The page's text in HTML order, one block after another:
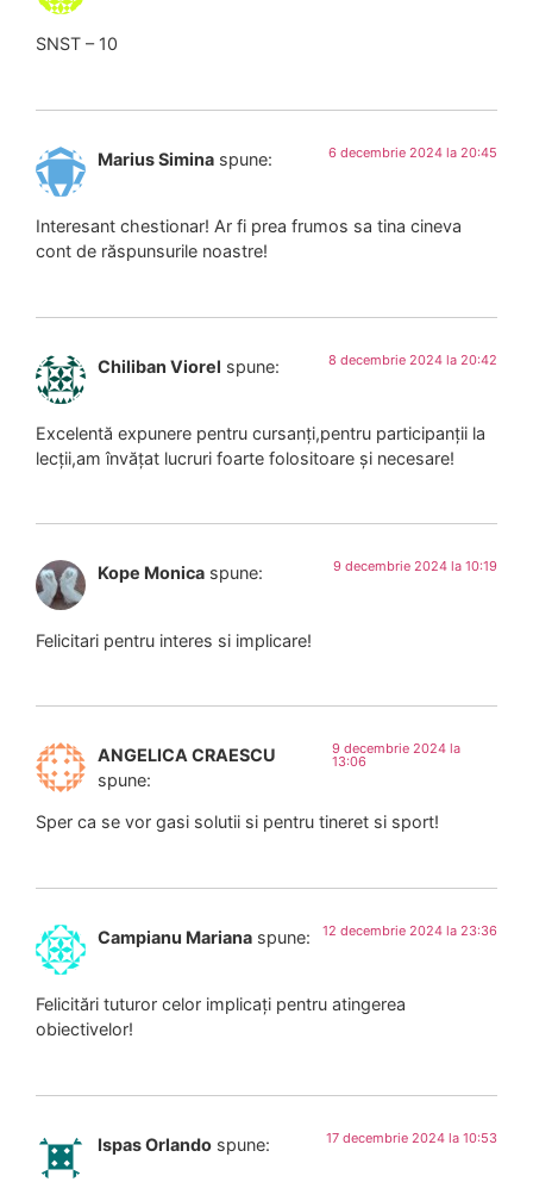
SNST – 10
Marius Simina spune: 6 decembrie 2024 la 20:45
Interesant chestionar! Ar fi prea frumos sa tina cineva
cont de răspunsurile noastre!
Chiliban Viorel spune: 8 decembrie 2024 la 20:42
Excelentă expunere pentru cursanți,pentru participanții la
lecții,am învățat lucruri foarte folositoare și necesare!
Kope Monica spune: 9 decembrie 2024 la 10:19
Felicitari pentru interes si implicare!
ANGELICA CRAESCU
spune:
9 decembrie 2024 la
13:06
Sper ca se vor gasi solutii si pentru tineret si sport!
Campianu Mariana spune: 12 decembrie 2024 la 23:36
Felicitări tuturor celor implicați pentru atingerea
obiectivelor!
Ispas Orlando spune: 17 decembrie 2024 la 10:53